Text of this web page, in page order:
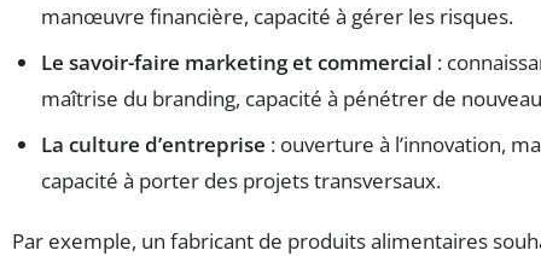
manœuvre financière, capacité à gérer les risques.
Le savoir-faire marketing et commercial :
maîtrise du branding, capacité à pénétrer de
La culture d’entreprise : ouverture à l’innovation,
capacité à porter des projets transversaux.
Par exemple, un fabricant de produits alimentaires